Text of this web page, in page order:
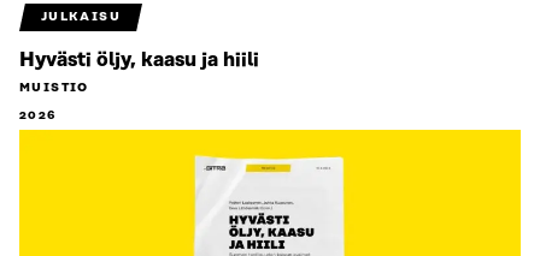
JULKAISU
Hyvästi öljy, kaasu ja hiili
MUISTIO
2026